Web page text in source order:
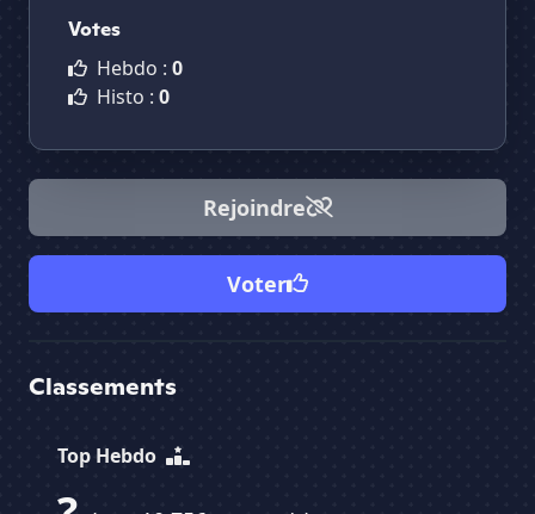
Votes
Hebdo : 0
Histo : 0
Rejoindre
Voter
Classements
Top Hebdo